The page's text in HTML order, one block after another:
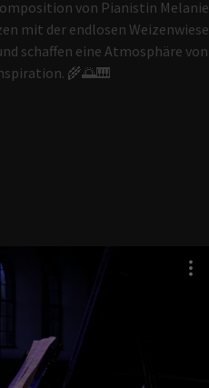
von Pianistin Melanie
mit der endlosen Weizenwiese
schaffen eine Atmosphäre von
🌾🌅🎹